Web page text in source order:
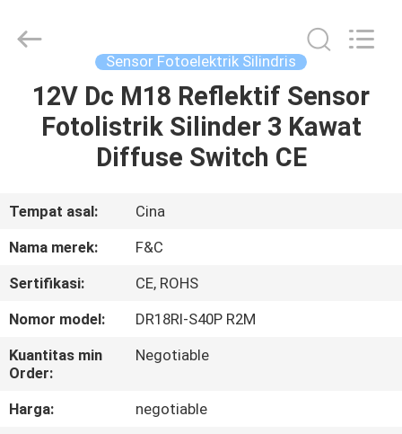
RUMAH
TENTANG
KAMI
TUR
PABRIK
KONTROL
KUALITAS
Copyright
industrial-
automationsensors.com.
Sensor Fotoelektrik Silindris
12V Dc M18 Reflektif Sensor
Fotolistrik Silinder 3 Kawat
Diffuse Switch CE
Tempat asal:
Cina
Nama merek:
F&C
Sertifikasi:
CE, ROHS
Nomor model:
DR18RI-S40P R2M
Kuantitas min
Order:
Negotiable
Harga:
negotiable